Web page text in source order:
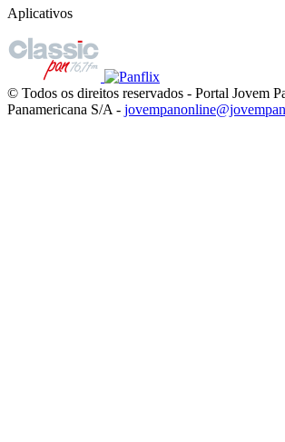
Aplicativos
© Todos os direitos reservados - Portal Jovem
Panamericana S/A -